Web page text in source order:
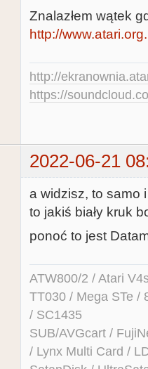
Znalazłem wątek
http://
http://
https://
2022-06-21
a widzisz, to samo
to jakiś biały kruk
ponoć to jest
ATW800/2 / Atari
TT030 / Mega STe /
/ SC1435
SUB/AVGcart /
/ Lynx Multi Card /